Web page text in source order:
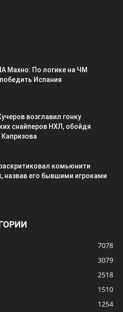
Махно: По логике на ЧМ
Испания
возглавил гонку
снайперов НХЛ, обойдя
комьюнити
назвав его бывшими игроками
7078
3079
2518
1510
1254